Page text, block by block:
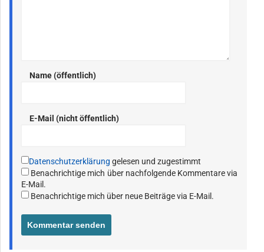
Name (öffentlich)
E-Mail (nicht öffentlich)
Datenschutzerklärung gelesen und zugestimmt
Benachrichtige mich über nachfolgende Kommentare via
E-Mail.
Benachrichtige mich über neue Beiträge via E-Mail.